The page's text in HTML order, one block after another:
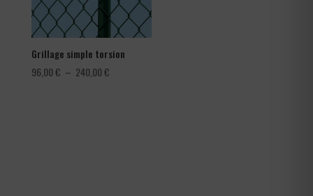
Grillage simple torsion
96,00€ – 240,00€Plage